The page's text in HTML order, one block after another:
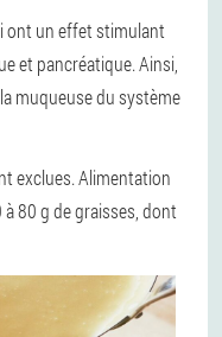
ont un effet stimulant
et pancréatique. Ainsi,
muqueuse du système
exclues. Alimentation
80 g de graisses, dont